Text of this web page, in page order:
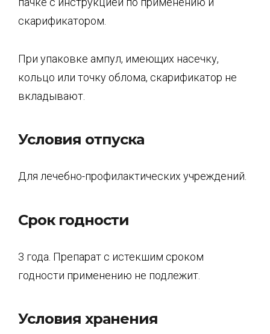
скарификатором.
При упаковке ампул, имеющих насечку,
кольцо или точку облома, скарификатор не
вкладывают.
Условия отпуска
Для лечебно-профилактических учреждений.
Срок годности
3 года. Препарат с истекшим сроком
годности применению не подлежит.
Условия хранения